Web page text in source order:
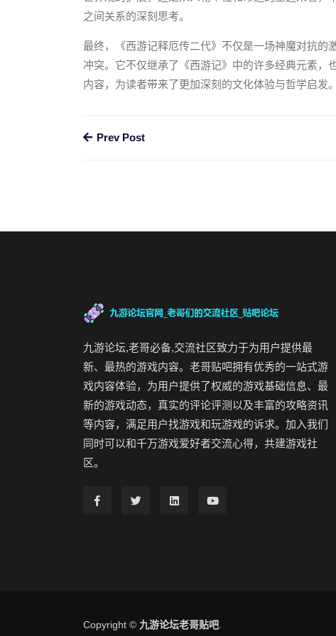
之间关系的深刻思考。
最终，《西游记释厄传二代》不仅是一场神魔对抗的
冲突。它不仅继承了《西游记》中的许多经典元素
内容，为读者带来了更加深刻的文化体验与哲学启发。
Prev Post
九游论坛,老哥必备,交流社区致力于为用户提供最
新、最热的游戏内容。老哥贴吧拥有优秀的一站式游
戏内容体验，为用户提供了权威的游戏基础信息、最
新的游戏动态，真实的评论评测以及丰富的攻略资讯
等内容，满足用户找游戏和玩游戏的诉求。加入我们
同时可以和千万游戏爱好者交流心得，共建游戏社
区。
Copyright © 九游论坛老哥贴吧